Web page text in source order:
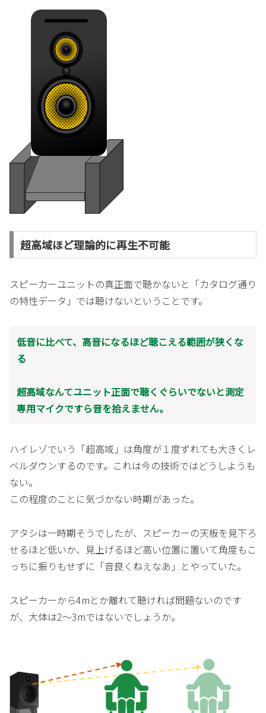
超高域ほど理論的に再生不可能
スピーカーユニットの真正面で聴かないと「カタログ通り
の特性データ」では聴けないということです。
低音に比べて、高音になるほど聴こえる範囲が狭くな
る
超高域なんてユニット正面で聴くぐらいでないと測定
専用マイクですら音を拾えません。
ハイレゾでいう「超高域」は角度が１度ずれても大きくレ
ベルダウンするのです。これは今の技術ではどうしようも
ない。
この程度のことに気づかない時期があった。
アタシは一時期そうでしたが、スピーカーの天板を見下ろ
せるほど低いか、見上げるほど高い位置に置いて角度もこ
っちに振りもせずに「音良くねえなあ」とやっていた。
スピーカーから4mとか離れて聴ければ問題ないのです
が、大体は2〜3mではないでしょうか。